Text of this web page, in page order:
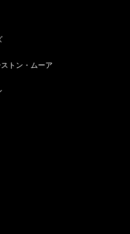
トン・ムーア